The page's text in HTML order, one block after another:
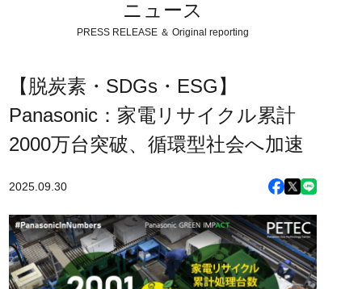
ニュース
PRESS RELEASE ＆ Original reporting
【脱炭素・SDGs・ESG】
Panasonic：家電リサイクル累計
2000万台突破、循環型社会へ加速
2025.09.30